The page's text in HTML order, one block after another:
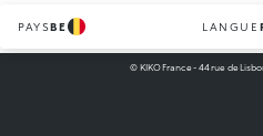
PAYSBE LANGUE
© KIKO France - 44 rue de